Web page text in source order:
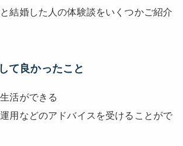
結婚した人の体験談をいくつかご紹介
て良かったこと
活ができる
用などのアドバイスを受けることがで